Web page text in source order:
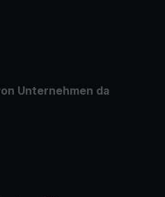
Unternehmen da